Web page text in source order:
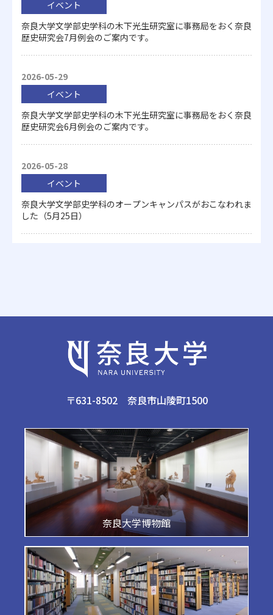
イベント
奈良大学文学部史学科の木下光生研究室に事務局をおく奈良
歴史研究会7月例会のご案内です。
2026-05-29
イベント
奈良大学文学部史学科の木下光生研究室に事務局をおく奈良
歴史研究会6月例会のご案内です。
2026-05-28
イベント
奈良大学文学部史学科のオープンキャンパスがおこなわれま
した（5月25日）
〒631-8502 奈良市山陵町1500
奈良大学博物館